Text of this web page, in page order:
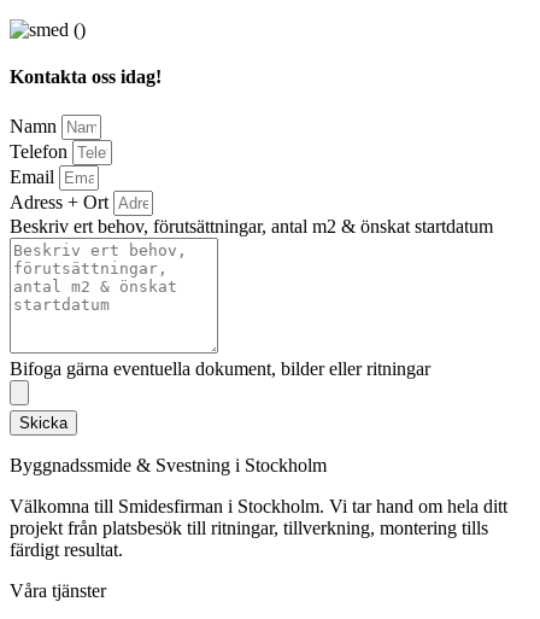
Kontakta oss idag!
Namn
Telefon
Email
Adress + Ort
Beskriv ert behov, förutsättningar, antal m2 & önskat startdatum
Bifoga gärna eventuella dokument, bilder eller ritningar
Skicka
Byggnadssmide & Svestning i Stockholm
Välkomna till Smidesfirman i Stockholm. Vi tar hand om hela ditt
projekt från platsbesök till ritningar, tillverkning, montering tills
färdigt resultat.
Våra tjänster